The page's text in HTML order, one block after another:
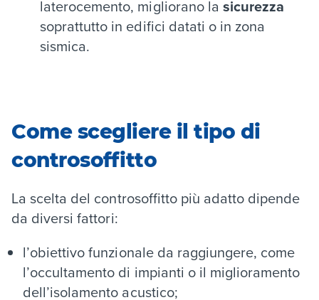
laterocemento, migliorano la sicurezza
soprattutto in edifici datati o in zona
sismica.
Come scegliere il tipo di
controsoffitto
La scelta del controsoffitto più adatto dipende
da diversi fattori:
l’obiettivo funzionale da raggiungere, come
l’occultamento di impianti o il miglioramento
dell’isolamento acustico;